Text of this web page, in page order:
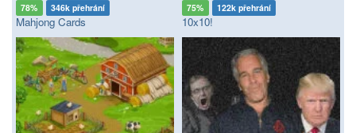
78% 346k přehrání
Mahjong Cards
75% 122k přehrání
10x10!